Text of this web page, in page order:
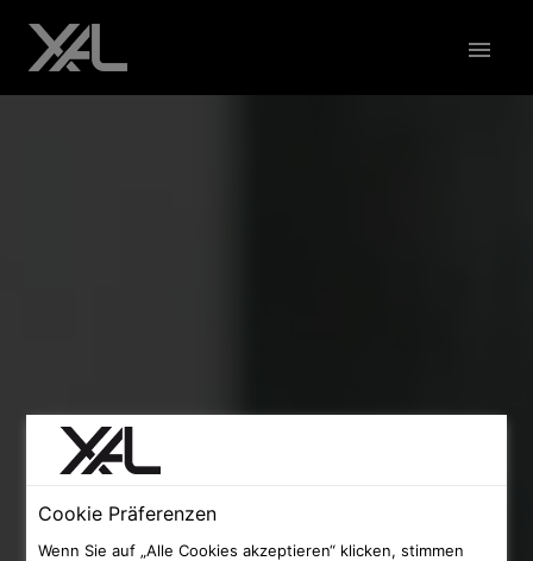
Inhalt
springen
Startseite
Cookie Präferenzen
Wenn Sie auf „Alle Cookies akzeptieren“ klicken, stimmen